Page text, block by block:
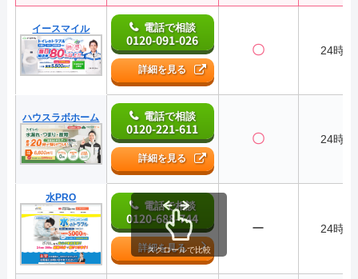
イースマイル 電話で相談
0120-091-026
詳細を見る
〇 24時間
ハウスラボホーム 電話で相談
0120-221-611
詳細を見る
〇 24時間
水PRO
電話で相談
0120-688-744
詳細を見る
ー 24時間
スクロールで比較